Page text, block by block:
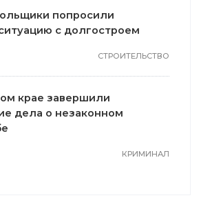
попросили
с долгостроем
СТРОИТЕЛЬСТВО
крае завершили
дела о незаконном
КРИМИНАЛ